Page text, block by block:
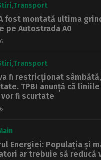
Transport
A fost montată ultima
pe Autostrada A0
Transport
fi restricționat
TPBI anunță că liniile
vor fi scurtate
Energiei: Populația și
ar trebuie să reducă